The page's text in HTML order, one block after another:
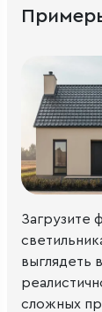
Загрузите
выглядеть
сложных